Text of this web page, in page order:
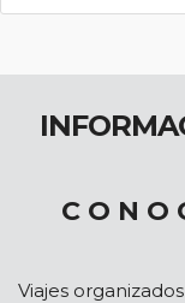
C O N O
Viajes